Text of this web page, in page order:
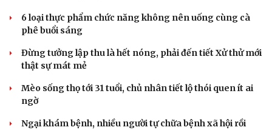
6 loại thực phẩm chức năng không nên uống cùng cà
phê buổi sáng
Đừng tưởng lập thu là hết nóng, phải đến tiết Xử thử mới
thật sự mát mẻ
Mèo sống thọ tới 31 tuổi, chủ nhân tiết lộ thói quen ít ai
ngờ
Ngại khám bệnh, nhiều người tự chữa bệnh xã hội rồi